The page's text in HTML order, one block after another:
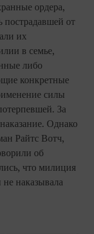
ордера,
пострадавшей от
их
в семье,
либо
конкретные
силы
За
Однако
Райтс Вотч,
об
что милиция
наказывала